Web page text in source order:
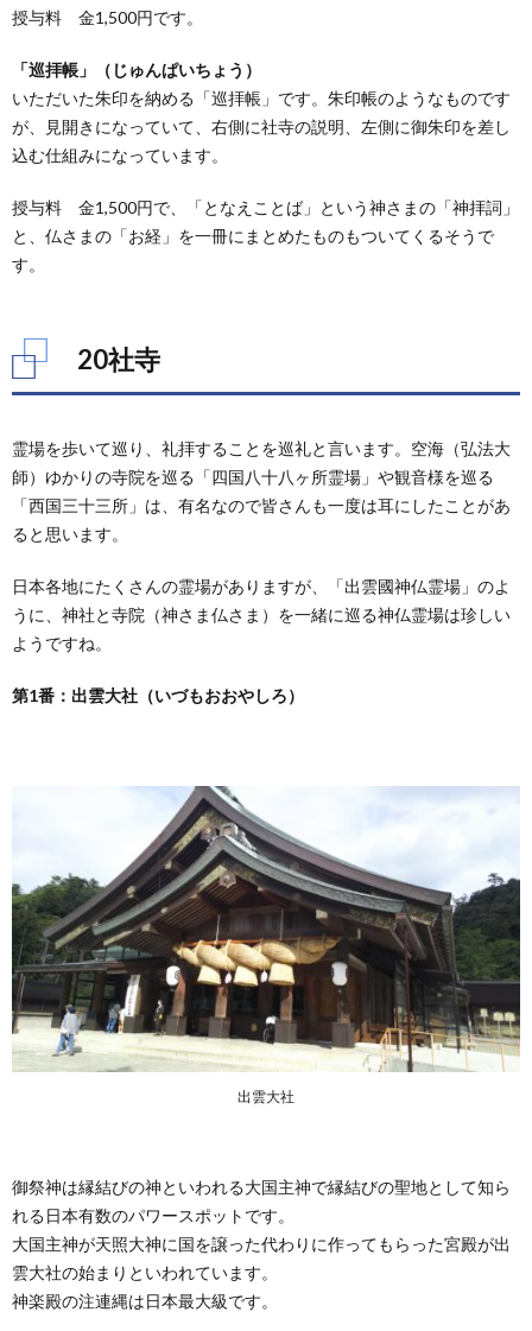
授与料 金1,500円です。
「巡拝帳」（じゅんぱいちょう）
いただいた朱印を納める「巡拝帳」です。朱印帳のようなものです
が、見開きになっていて、右側に社寺の説明、左側に御朱印を差し
込む仕組みになっています。
授与料 金1,500円で、「となえことば」という神さまの「神拝詞」
と、仏さまの「お経」を一冊にまとめたものもついてくるそうで
す。
20社寺
霊場を歩いて巡り、礼拝することを巡礼と言います。空海（弘法大
師）ゆかりの寺院を巡る「四国八十八ヶ所霊場」や観音様を巡る
「西国三十三所」は、有名なので皆さんも一度は耳にしたことがあ
ると思います。
日本各地にたくさんの霊場がありますが、「出雲國神仏霊場」のよ
うに、神社と寺院（神さま仏さま）を一緒に巡る神仏霊場は珍しい
ようですね。
第1番：出雲大社（いづもおおやしろ）
出雲大社
御祭神は縁結びの神といわれる大国主神で縁結びの聖地として知ら
れる日本有数のパワースポットです。
大国主神が天照大神に国を譲った代わりに作ってもらった宮殿が出
雲大社の始まりといわれています。
神楽殿の注連縄は日本最大級です。